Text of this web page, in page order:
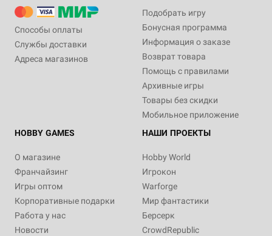
Способы оплаты
Службы доставки
Адреса магазинов
Подобрать игру
Бонусная программа
Информация о заказе
Возврат товара
Помощь с правилами
Архивные игры
Товары без скидки
Мобильное приложение
HOBBY GAMES
О магазине
Франчайзинг
Игры оптом
Корпоративные подарки
Работа у нас
Новости
НАШИ ПРОЕКТЫ
Hobby World
Игрокон
Warforge
Мир фантастики
Берсерк
CrowdRepublic